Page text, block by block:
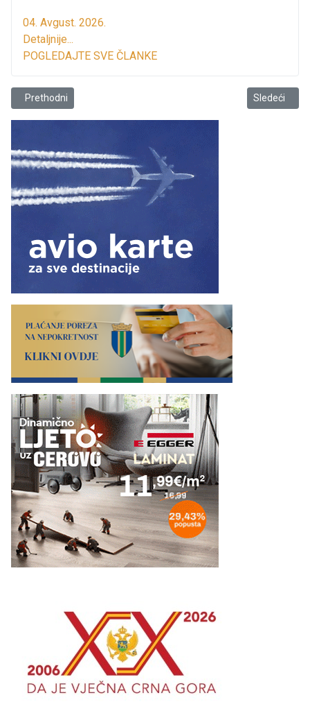
04. Avgust. 2026.
Detaljnije...
POGLEDAJTE SVE ČLANKE
Prethodni članak: Opština Bar i MSF "Bar za Bar" upućuje poziv
Prethodni Sledeći
Sledeći